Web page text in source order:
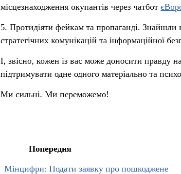
місцезнаходження окупантів через чатбот
5️. Протидіяти фейкам та пропаганді.
стратегічних комунікацій та інформаційної
І, звісно, кожен із вас може доносити правду
підтримувати одне одного матеріально та
Ми сильні. Ми переможемо!
Попередня
Мінцифри: Подати заявку про пошкоджене